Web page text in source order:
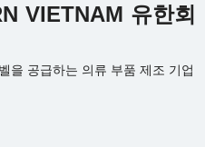
VIETNAM 유한회
을 공급하는 의류 부품 제조 기업